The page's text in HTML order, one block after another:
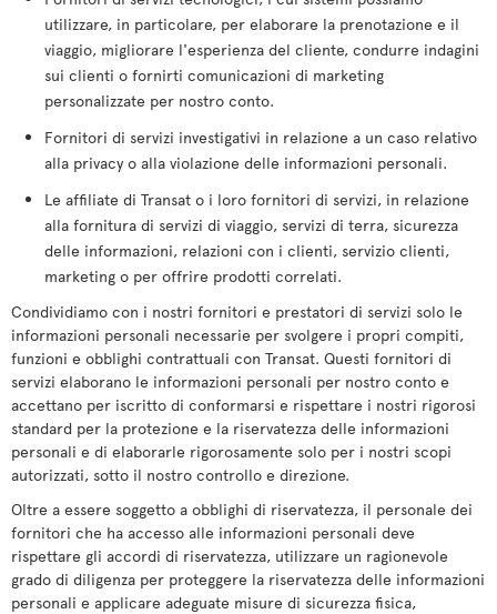
utilizzare, in particolare, per elaborare la prenotazione e il
viaggio, migliorare l'esperienza del cliente, condurre indagini
sui clienti o fornirti comunicazioni di marketing
personalizzate per nostro conto.
Fornitori di servizi investigativi in relazione a un caso relativo
alla privacy o alla violazione delle informazioni personali.
Le affiliate di Transat o i loro fornitori di servizi, in relazione
alla fornitura di servizi di viaggio, servizi di terra, sicurezza
delle informazioni, relazioni con i clienti, servizio clienti,
marketing o per offrire prodotti correlati.
Condividiamo con i nostri fornitori e prestatori di servizi solo le
informazioni personali necessarie per svolgere i propri compiti,
funzioni e obblighi contrattuali con Transat. Questi fornitori di
servizi elaborano le informazioni personali per nostro conto e
accettano per iscritto di conformarsi e rispettare i nostri rigorosi
standard per la protezione e la riservatezza delle informazioni
personali e di elaborarle rigorosamente solo per i nostri scopi
autorizzati, sotto il nostro controllo e direzione.
Oltre a essere soggetto a obblighi di riservatezza, il personale dei
fornitori che ha accesso alle informazioni personali deve
rispettare gli accordi di riservatezza, utilizzare un ragionevole
grado di diligenza per proteggere la riservatezza delle informazioni
personali e applicare adeguate misure di sicurezza fisica,